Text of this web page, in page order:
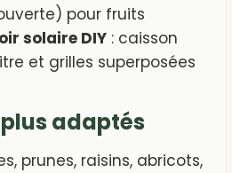
pour fruits
solaire DIY : caisson
et grilles superposées
adaptés
prunes, raisins, abricots,